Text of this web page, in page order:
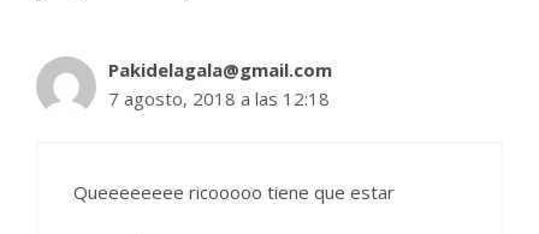
Pakidelagala@gmail.com
7 agosto, 2018 a las 12:18
Queeeeeeee ricooooo tiene que estar